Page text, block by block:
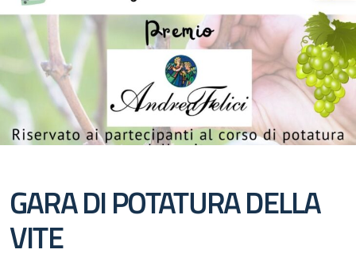
GARA DI POTATURA DELLA
VITE